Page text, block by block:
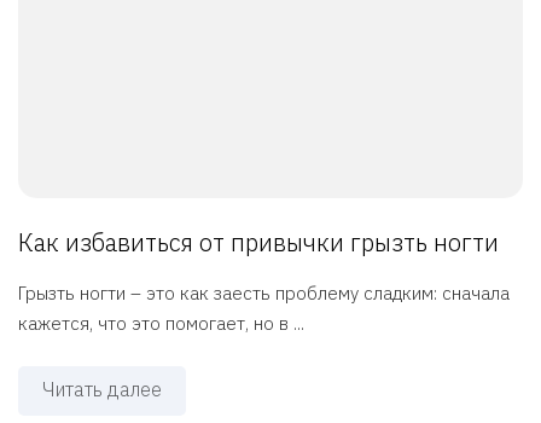
Как избавиться от привычки грызть ногти
Грызть ногти – это как заесть проблему сладким: сначала
кажется, что это помогает, но в ...
Читать далее